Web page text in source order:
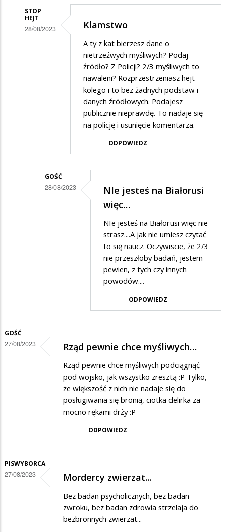
STOP
HEJT
28/08/2023
myśliwi…
Klamstwo
A ty z kat bierzesz dane o
nietrzeźwych myśliwych? Podaj
źródło? Z Policji? 2/3 myśliwych to
nawaleni? Rozprzestrzeniasz hejt
kolego i to bez żadnych podstaw i
danych źródłowych. Podajesz
publicznie nieprawdę. To nadaje się
na policję i usunięcie komentarza.
ODPOWIEDZ
GOŚĆ
28/08/2023
NIe jesteś na Białorusi
więc…
NIe jesteś na Białorusi więc nie
strasz....A jak nie umiesz czytać
to się naucz. Oczywiscie, że 2/3
nie przeszłoby badań, jestem
pewien, z tych czy innych
powodów....
ODPOWIEDZ
GOŚĆ
27/08/2023 Rząd pewnie chce myśliwych…
Rząd pewnie chce myśliwych podciągnąć
pod wojsko, jak wszystko zresztą :P Tylko,
że większość z nich nie nadaje się do
posługiwania się bronią, ciotka delirka za
mocno rękami drży :P
ODPOWIEDZ
PISWYBORCA
27/08/2023 Mordercy zwierzat...
Bez badan psycholicznych, bez badan
zwroku, bez badan zdrowia strzelaja do
bezbronnych zwierzat...